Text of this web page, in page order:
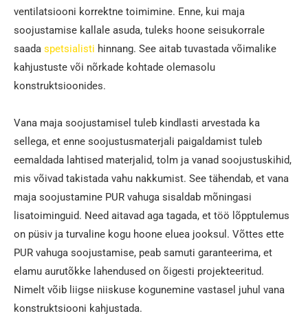
ventilatsiooni korrektne toimimine. Enne, kui maja
soojustamise kallale asuda, tuleks hoone seisukorrale
saada spetsialisti hinnang. See aitab tuvastada võimalike
kahjustuste või nõrkade kohtade olemasolu
konstruktsioonides.
Vana maja soojustamisel tuleb kindlasti arvestada ka
sellega, et enne soojustusmaterjali paigaldamist tuleb
eemaldada lahtised materjalid, tolm ja vanad soojustuskihid,
mis võivad takistada vahu nakkumist. See tähendab, et vana
maja soojustamine PUR vahuga sisaldab mõningasi
lisatoiminguid. Need aitavad aga tagada, et töö lõpptulemus
on püsiv ja turvaline kogu hoone eluea jooksul. Võttes ette
PUR vahuga soojustamise, peab samuti garanteerima, et
elamu aurutõkke lahendused on õigesti projekteeritud.
Nimelt võib liigse niiskuse kogunemine vastasel juhul vana
konstruktsiooni kahjustada.